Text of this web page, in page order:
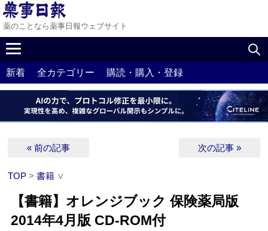
薬のことなら薬事日報ウェブサイト
新着 全カテゴリー 購読・購入・登録
« 前の記事 次の記事 »
TOP >書籍 ∨
【書籍】オレンジブック 保険薬局版
2014年4月版 CD-ROM付